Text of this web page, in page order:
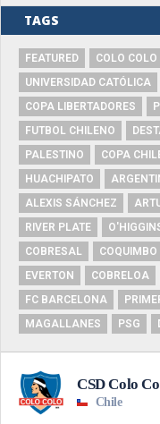
TAGS
FEATURED COLO COLO
UNIVERSIDAD CATÓLICA
COPA LIBERTADORES
FUTBOL CHILENO
PALESTINO
COPA
HUACHIPATO
ALEXIS SÁNCHEZ
RIVER PLATE
COBRESAL
COQUIMBO
EVERTON
COBRELOA
FC BARCELONA
MAGALLANES
PSG